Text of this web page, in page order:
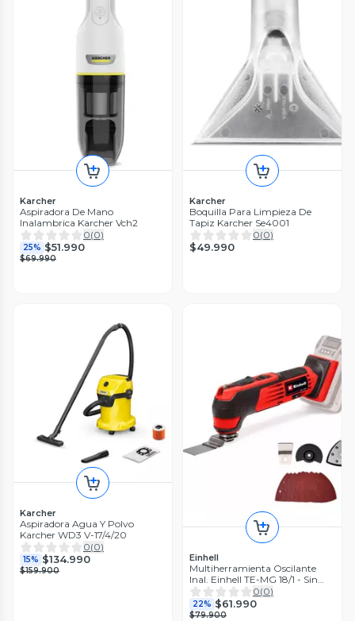
Karcher
Aspiradora De Mano
Inalambrica Karcher Vch2
0(0)
25% $51.990
$69.990
Karcher
Boquilla Para Limpieza De
Tapiz Karcher Se4001
0(0)
$49.990
Karcher
Aspiradora Agua Y Polvo
Karcher WD3 V-17/4/20
0(0)
15% $134.990
$159.900
Einhell
Multiherramienta Oscilante
Inal. Einhell TE-MG 18/1 - Sin
Bat.
0(0)
22% $61.990
$79.900